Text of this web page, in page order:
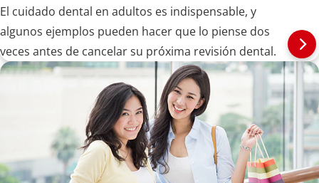
El cuidado dental en adultos es indispensable, y
algunos ejemplos pueden hacer que lo piense dos
veces antes de cancelar su próxima revisión dental.